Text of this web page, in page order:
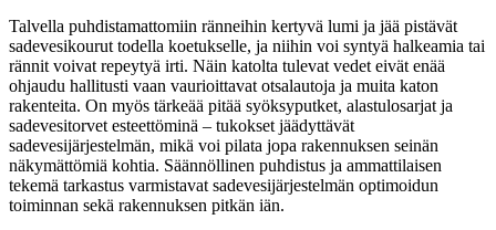
Talvella puhdistamattomiin ränneihin kertyvä lumi ja jää pistävät
sadevesikourut todella koetukselle, ja niihin voi syntyä halkeamia tai
rännit voivat repeytyä irti. Näin katolta tulevat vedet eivät enää
ohjaudu hallitusti vaan vaurioittavat otsalautoja ja muita katon
rakenteita. On myös tärkeää pitää syöksyputket, alastulosarjat ja
sadevesitorvet esteettöminä – tukokset jäädyttävät
sadevesijärjestelmän, mikä voi pilata jopa rakennuksen seinän
näkymättömiä kohtia. Säännöllinen puhdistus ja ammattilaisen
tekemä tarkastus varmistavat sadevesijärjestelmän optimoidun
toiminnan sekä rakennuksen pitkän iän.